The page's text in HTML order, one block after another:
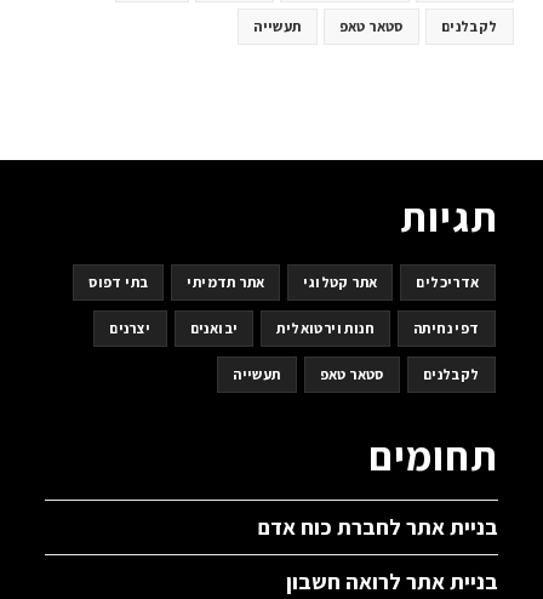
לקבלנים סטאר טאפ תעשייה
תגיות
אדריכלים אתר קטלוגי אתר תדמיתי בתי דפוס
דפי נחיתה חנות וירטואלית יבואנים יצרנים
לקבלנים סטאר טאפ תעשייה
תחומים
בניית אתר לחברת כוח אדם
בניית אתר לרואה חשבון